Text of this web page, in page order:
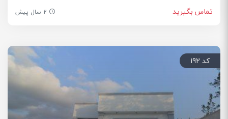
تماس بگیرید 2 سال پیش
کد 192